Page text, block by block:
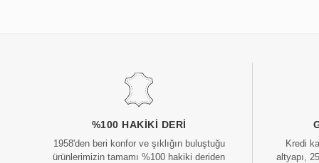
%100 HAKIKI DERI
1958'den beri konfor ve şıklığın buluştuğu
ürünlerimizin tamamı %100 hakiki deriden
Kredi
altyapı,